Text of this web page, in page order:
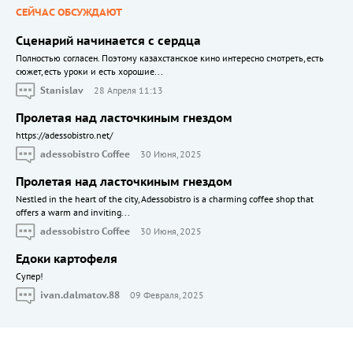
СЕЙЧАС ОБСУЖДАЮТ
Сценарий начинается с сердца
Полностью согласен. Поэтому казахстанское кино интересно смотреть, есть
сюжет, есть уроки и есть хорошие...
Stanislav
28 Апреля 11:13
Пролетая над ласточкиным гнездом
https://adessobistro.net/
adessobistro Coffee
30 Июня, 2025
Пролетая над ласточкиным гнездом
Nestled in the heart of the city, Adessobistro is a charming coffee shop that
offers a warm and inviting...
adessobistro Coffee
30 Июня, 2025
Едоки картофеля
Cупер!
ivan.dalmatov.88
09 Февраля, 2025